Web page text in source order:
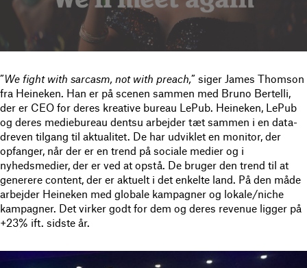
”We fight with sarcasm, not with preach,” siger James Thomson
fra Heineken. Han er på scenen sammen med Bruno Bertelli,
der er CEO for deres kreative bureau LePub. Heineken, LePub
og deres mediebureau dentsu arbejder tæt sammen i en data-
dreven tilgang til aktualitet. De har udviklet en monitor, der
opfanger, når der er en trend på sociale medier og i
nyhedsmedier, der er ved at opstå. De bruger den trend til at
generere content, der er aktuelt i det enkelte land. På den måde
arbejder Heineken med globale kampagner og lokale/niche
kampagner. Det virker godt for dem og deres revenue ligger på
+23% ift. sidste år.